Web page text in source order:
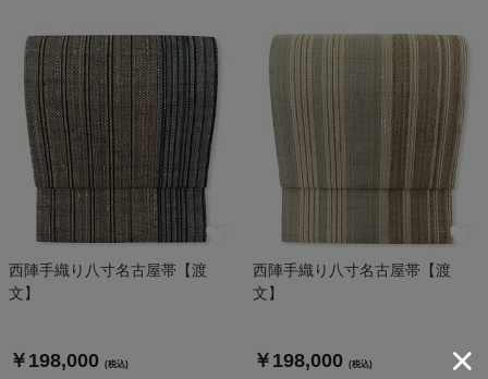
西陣手織り八寸名古屋帯【渡
文】
￥198,000 (税込)
西陣手織り八寸名古屋帯【渡
文】
￥198,000 (税込)